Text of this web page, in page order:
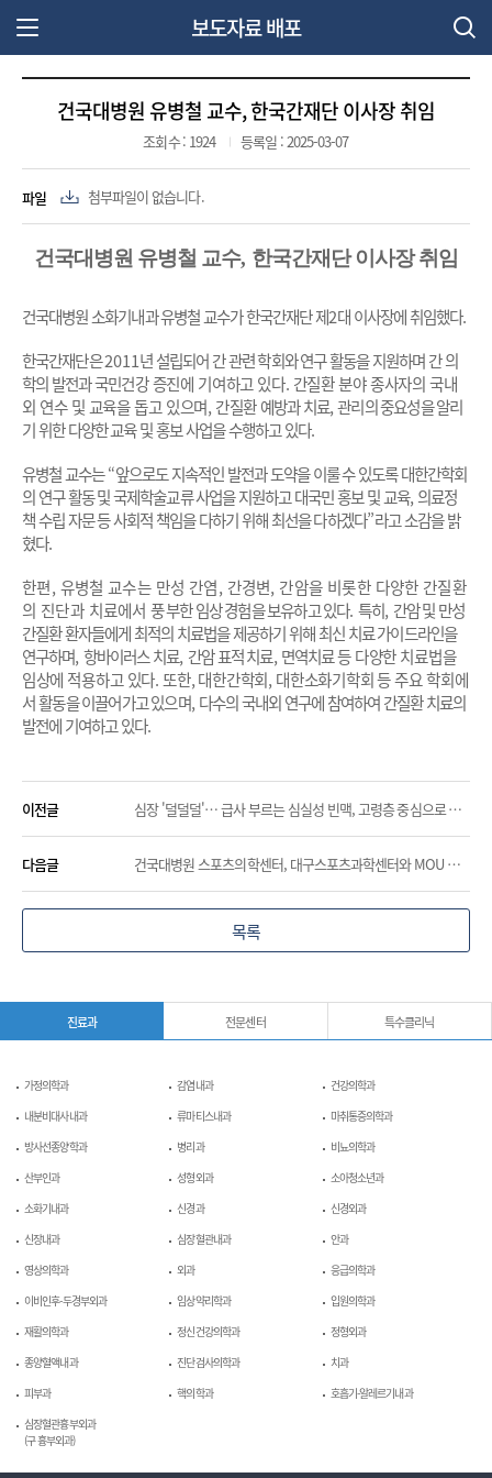
보도자료 배포
건국대병원 유병철 교수, 한국간재단 이사장 취임
조회수 : 1924 등록일 : 2025-03-07
파일 첨부파일이 없습니다.
건국대병원 유병철 교수, 한국간재단 이사장 취임
건국대병원 소화기내과 유병철 교수가 한국간재단 제2대 이사장에 취임했다.
한국간재단은2011년 설립되어 간 관련 학회와 연구 활동을 지원하며 간 의
학의 발전과 국민건강 증진에 기여하고 있다. 간질환 분야 종사자의 국내
외 연수 및 교육을 돕고 있으며, 간질환예방과 치료,관리의 중요성을 알리
기 위한 다양한 교육 및 홍보 사업을 수행하고 있다.
유병철 교수는“앞으로도 지속적인 발전과 도약을 이룰 수 있도록 대한간학회
의 연구 활동 및 국제학술교류 사업을 지원하고 대국민 홍보 및 교육, 의료정
책 수립 자문 등 사회적 책임을 다하기 위해 최선을 다하겠다”라고 소감을 밝
혔다.
한편, 유병철 교수는 만성 간염, 간경변, 간암을 비롯한 다양한 간질환
의 진단과 치료에서 풍부한 임상 경험을 보유하고 있다. 특히, 간암 및 만성
간질환 환자들에게 최적의 치료법을 제공하기 위해 최신 치료 가이드라인을
연구하며, 항바이러스 치료, 간암 표적 치료, 면역치료등 다양한 치료법을
임상에 적용하고 있다. 또한,대한간학회, 대한소화기학회 등 주요 학회에
서활동을 이끌어가고 있으며, 다수의 국내외 연구에 참여하여 간질환 치료의
발전에 기여하고 있다.
이전글 심장 '덜덜덜'… 급사 부르는 심실성 빈맥, 고령층 중심으로 급증(권창희 교수)
다음글 건국대병원 스포츠의학센터, 대구스포츠과학센터와 MOU 체결
목록
진료과 전문센터 특수클리닉
가정의학과 감염내과
건강의학과
내분비대사내과
류마티스내과
마취통증의학과
방사선종양학과
병리과
비뇨의학과
산부인과
성형외과
소아청소년과
소화기내과
신경과
신경외과
신장내과
심장혈관내과
안과
영상의학과
외과
응급의학과
이비인후-두경부외과
임상약리학과
입원의학과
재활의학과
정신건강의학과
정형외과
종양혈액내과
진단검사의학과
치과
피부과
핵의학과
호흡기-알레르기내과
심장혈관흉부외과
(구 흉부외과)